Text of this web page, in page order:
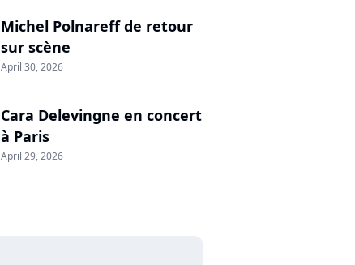
Michel Polnareff de retour
sur scène
April 30, 2026
Cara Delevingne en concert
à Paris
April 29, 2026